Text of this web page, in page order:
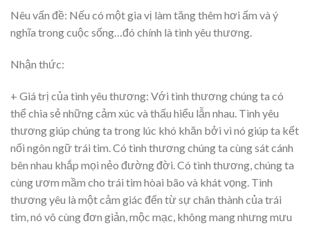
Nêu vấn đề: Nếu có một gia vị làm tăng thêm hơi ấm và ý
nghĩa trong cuộc sống…đó chính là tình yêu thương.
Nhận thức:
+ Giá trị của tình yêu thương: Với tình thương chúng ta có
thể chia sẻ những cảm xúc và thấu hiểu lẫn nhau. Tình yêu
thương giúp chúng ta trong lúc khó khăn bởi vì nó giúp ta kết
nối ngôn ngữ trái tim. Có tình thương chúng ta cùng sát cánh
bên nhau khắp mọi nẻo đường đời. Có tình thương, chúng ta
cùng ươm mầm cho trái tim hòai bão và khát vọng. Tình
thương yêu là một cảm giác đến từ sự chân thành của trái
tim, nó vô cùng đơn giản, mộc mạc, không mang nhưng mưu